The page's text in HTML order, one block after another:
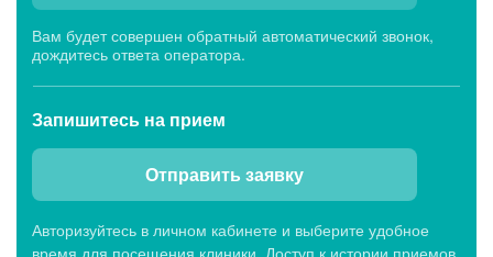
Вам будет совершен обратный автоматический звонок,
дождитесь ответа оператора.
Запишитесь на прием
Отправить заявку
Авторизуйтесь в личном кабинете и выберите удобное